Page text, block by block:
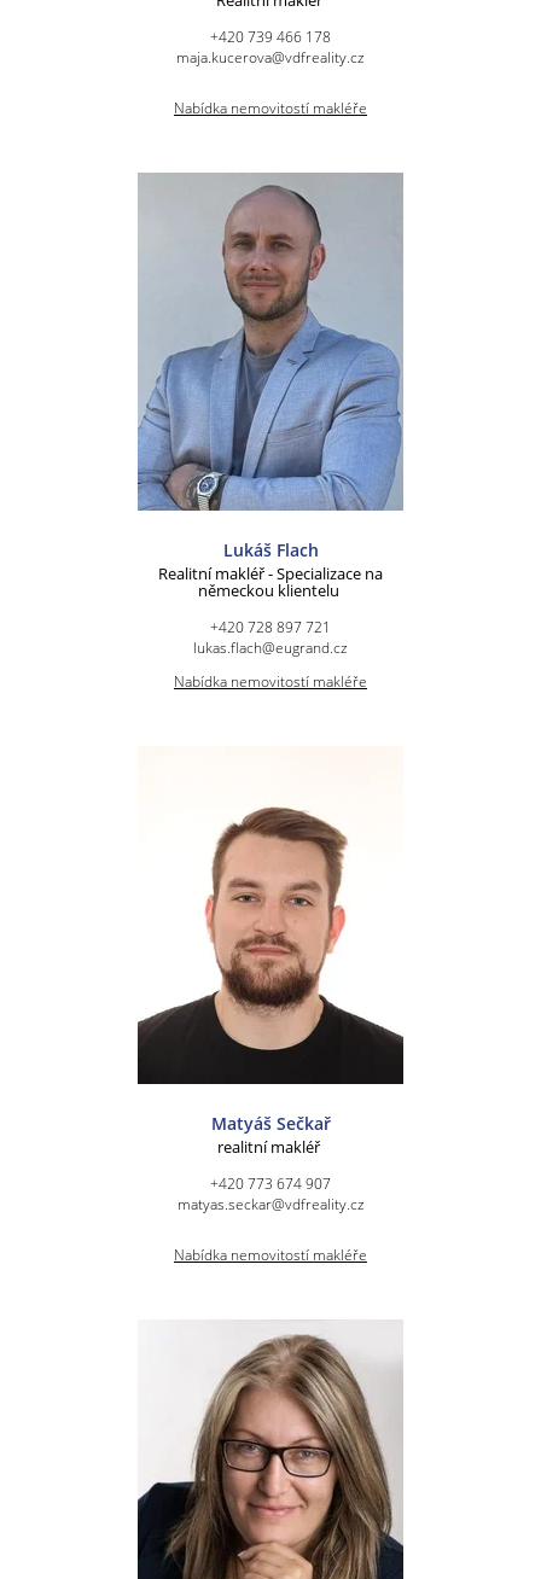
+420 739 466 178
maja.kucerova@vdfreality.cz
Nabídka nemovitostí makléře
Lukáš Flach
Realitní makléř - Specializace na
německou klientelu
+420 728 897 721
lukas.flach@eugrand.cz
Nabídka nemovitostí makléře
Matyáš Sečkař
realitní makléř
+420 773 674 907
matyas.seckar@vdfreality.cz
Nabídka nemovitostí makléře